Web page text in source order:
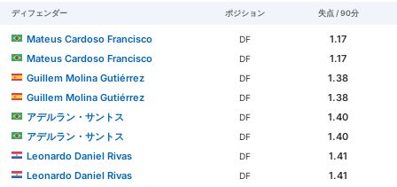
ディフェンダー ポジション 失点 / 90分
Mateus Cardoso Francisco DF
1.17
Mateus Cardoso Francisco
DF
1.17
Guillem Molina Gutiérrez
DF
1.38
Guillem Molina Gutiérrez
DF
1.38
アデルラン・サントス
DF
1.40
アデルラン・サントス
DF
1.40
Leonardo Daniel Rivas
DF
1.41
Leonardo Daniel Rivas
DF
1.41